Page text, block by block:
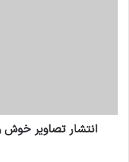
انتشار تصاویر خوش